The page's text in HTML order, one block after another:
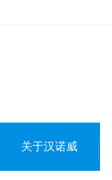
关于汉诺威